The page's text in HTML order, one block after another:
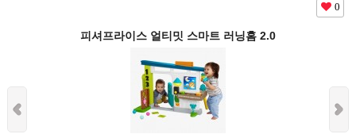
0
피셔프라이스 얼티밋 스마트 러닝홈 2.0